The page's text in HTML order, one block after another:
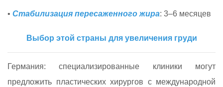
• Стабилизация пересаженного жира: 3–6 месяцев
Выбор этой страны для увеличения груди
Германия: специализированные клиники могут
предложить пластических хирургов с международной